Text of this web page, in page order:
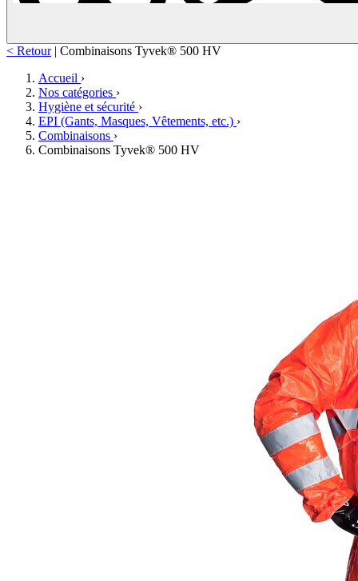
< Retour | Combinaisons Tyvek® 500 HV
Accueil ›
Nos catégories ›
Hygiène et sécurité ›
EPI (Gants, Masques, Vêtements, etc.) ›
Combinaisons ›
Combinaisons Tyvek® 500 HV